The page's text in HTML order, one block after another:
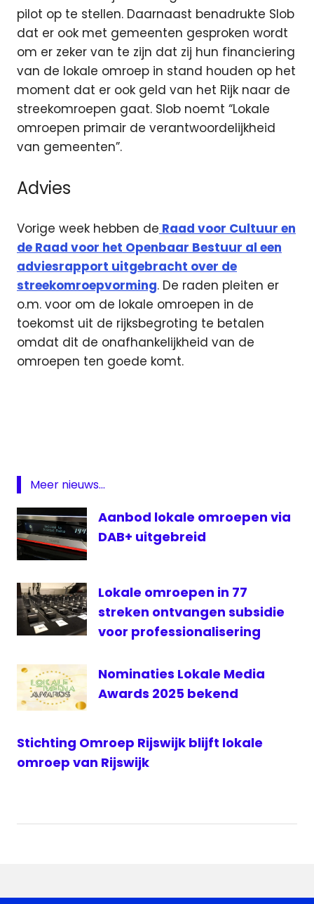
pilot op te stellen. Daarnaast benadrukte Slob
dat er ook met gemeenten gesproken wordt
om er zeker van te zijn dat zij hun financiering
van de lokale omroep in stand houden op het
moment dat er ook geld van het Rijk naar de
streekomroepen gaat. Slob noemt “Lokale
omroepen primair de verantwoordelijkheid
van gemeenten”.
Advies
Vorige week hebben de Raad voor Cultuur en
de Raad voor het Openbaar Bestuur al een
adviesrapport uitgebracht over de
streekomroepvorming. De raden pleiten er
o.m. voor om de lokale omroepen in de
toekomst uit de rijksbegroting te betalen
omdat dit de onafhankelijkheid van de
omroepen ten goede komt.
streekomroep
streekomroepen
Meer nieuws...
Aanbod lokale omroepen via
DAB+ uitgebreid
Lokale omroepen in 77
streken ontvangen subsidie
voor professionalisering
Nominaties Lokale Media
Awards 2025 bekend
Stichting Omroep Rijswijk blijft lokale
omroep van Rijswijk